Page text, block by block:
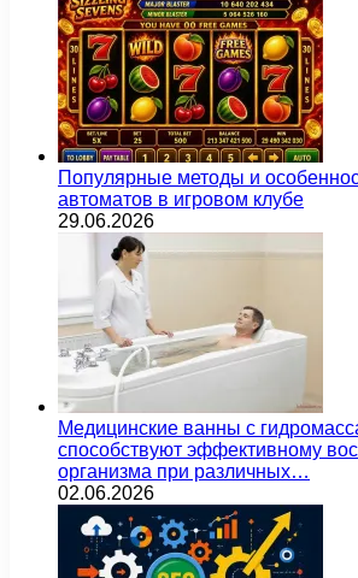
Популярные методы и
автоматов в игровом клубе
29.06.2026
Медицинские ванны с
способствуют эффективному
организма при различных…
02.06.2026